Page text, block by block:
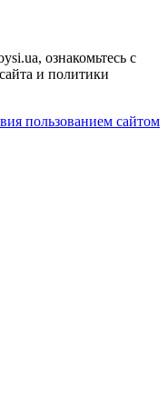
ознакомьтесь с
и политики
пользованием сайтом